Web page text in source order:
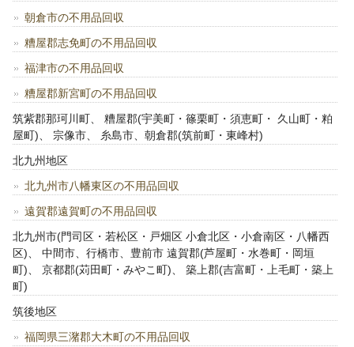
朝倉市の不用品回収
糟屋郡志免町の不用品回収
福津市の不用品回収
糟屋郡新宮町の不用品回収
筑紫郡那珂川町、 糟屋郡(宇美町・篠栗町・須恵町・ 久山町・粕
屋町)、 宗像市、 糸島市、朝倉郡(筑前町・東峰村)
北九州地区
北九州市八幡東区の不用品回収
遠賀郡遠賀町の不用品回収
北九州市(門司区・若松区・戸畑区 小倉北区・小倉南区・八幡西
区)、 中間市、行橋市、豊前市 遠賀郡(芦屋町・水巻町・岡垣
町)、 京都郡(苅田町・みやこ町)、 築上郡(吉富町・上毛町・築上
町)
筑後地区
福岡県三潴郡大木町の不用品回収